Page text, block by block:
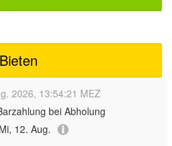
Bieten
2026, 13:54:21 MEZ
bei Abholung
12. Aug.